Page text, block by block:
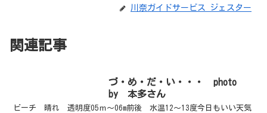
川奈ガイドサービス ジェスター
関連記事
づ・め・だ・い・・・ photo
by 本多さん
ビーチ 晴れ 透明度05ｍ～06m前後 水温12～13度今日もいい天気